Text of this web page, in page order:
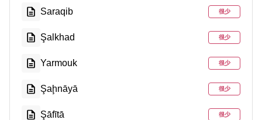
Saraqib 很少
Şalkhad 很少
Yarmouk 很少
Şaḩnāyā 很少
Şāfītā 很少